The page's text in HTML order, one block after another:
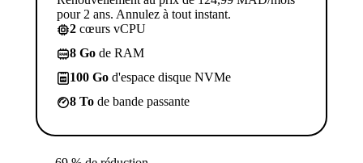
pour 2 ans. Annulez à tout instant.
2 cœurs vCPU
8 Go de RAM
100 Go d'espace disque NVMe
8 To de bande passante